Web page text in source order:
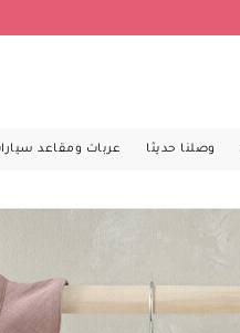
وصلنا حديثا عربات ومقاعد